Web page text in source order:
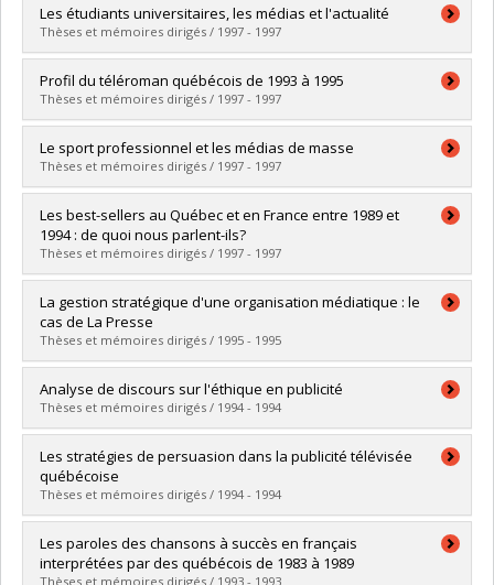
Diplômé(e) :Parent, Simon-Yves
Cycle : Maîtrise
Diplôme obtenu :M. Sc.
Lien vers le document dans Papyrus
Les étudiants universitaires, les médias et l'actualité
Thèses et mémoires dirigés / 1997 - 1997
Diplômé(e) :Thibeault, Julie
Cycle : Maîtrise
Diplôme obtenu :M. Sc.
Lien vers le document dans Papyrus
Profil du téléroman québécois de 1993 à 1995
Thèses et mémoires dirigés / 1997 - 1997
Diplômé(e) :Goudreau, Nathalie
Cycle : Maîtrise
Diplôme obtenu :M. Sc.
Lien vers le document dans Papyrus
Le sport professionnel et les médias de masse
Thèses et mémoires dirigés / 1997 - 1997
Diplômé(e) :Merciari, Christian
Cycle :Maîtrise
Diplôme obtenu :M. Sc.
Lien vers le document dans Papyrus
Les best-sellers au Québec et en France entre 1989 et
1994 : de quoi nous parlent-ils?
Thèses et mémoires dirigés / 1997 - 1997
Diplômé(e) :Riel, Nadine
Cycle : Maîtrise
Diplôme obtenu :M. Sc.
Lien vers le document dans Papyrus
La gestion stratégique d'une organisation médiatique : le
cas de La Presse
Thèses et mémoires dirigés / 1995 - 1995
Diplômé(e) :Bassez, Élodie
Cycle : Maîtrise
Diplôme obtenu :M. Sc.
Lien vers le document dans Papyrus
Analyse de discours sur l'éthique en publicité
Thèses et mémoires dirigés / 1994 - 1994
Diplômé(e) :Bergeron, Caroline
Cycle :Maîtrise
Diplôme obtenu :M. Sc.
Lien vers le document dans Papyrus
Les stratégies de persuasion dans la publicité télévisée
québécoise
Thèses et mémoires dirigés / 1994 - 1994
Diplômé(e) :Giguère, David
Cycle :Maîtrise
Les paroles des chansons à succès en français
interprétées par des québécois de 1983 à 1989
Thèses et mémoires dirigés / 1993 - 1993